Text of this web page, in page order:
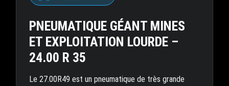
PNEUMATIQUE GÉANT MINES
ET EXPLOITATION LOURDE –
24.00 R 35
Le 27.00R49 est un pneumatique de très grande